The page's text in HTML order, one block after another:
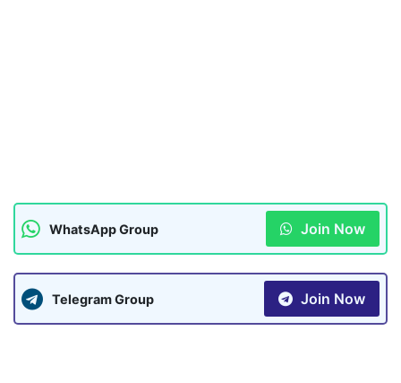
WhatsApp Group Join Now
Telegram Group Join Now